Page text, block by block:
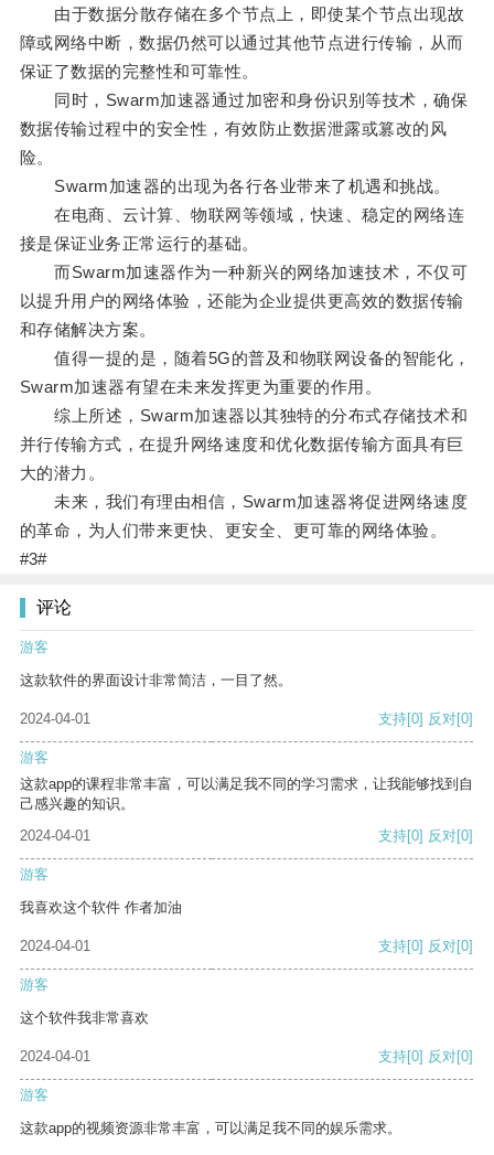
由于数据分散存储在多个节点上，即使某个节点出现故
障或网络中断，数据仍然可以通过其他节点进行传输，从而
保证了数据的完整性和可靠性。
同时，Swarm加速器通过加密和身份识别等技术，确保
数据传输过程中的安全性，有效防止数据泄露或篡改的风
险。
Swarm加速器的出现为各行各业带来了机遇和挑战。
在电商、云计算、物联网等领域，快速、稳定的网络连
接是保证业务正常运行的基础。
而Swarm加速器作为一种新兴的网络加速技术，不仅可
以提升用户的网络体验，还能为企业提供更高效的数据传输
和存储解决方案。
值得一提的是，随着5G的普及和物联网设备的智能化，
Swarm加速器有望在未来发挥更为重要的作用。
综上所述，Swarm加速器以其独特的分布式存储技术和
并行传输方式，在提升网络速度和优化数据传输方面具有巨
大的潜力。
未来，我们有理由相信，Swarm加速器将促进网络速度
的革命，为人们带来更快、更安全、更可靠的网络体验。
#3#
评论
游客
这款软件的界面设计非常简洁，一目了然。
2024-04-01 支持[0] 反对[0]
游客
这款app的课程非常丰富，可以满足我不同的学习需求，让我能够找到自
己感兴趣的知识。
2024-04-01
支持[0] 反对[0]
游客
我喜欢这个软件 作者加油
2024-04-01 支持[0] 反对[0]
游客
这个软件我非常喜欢
2024-04-01 支持[0] 反对[0]
游客
这款app的视频资源非常丰富，可以满足我不同的娱乐需求。